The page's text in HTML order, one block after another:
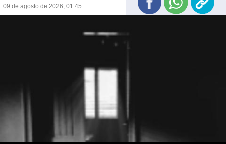
09 de agosto de 2026, 01:45